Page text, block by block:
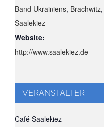
Band Ukrainiens, Brachwitz,
Saalekiez
Website:
http://www.saalekiez.de
VERANSTALTER
Café Saalekiez